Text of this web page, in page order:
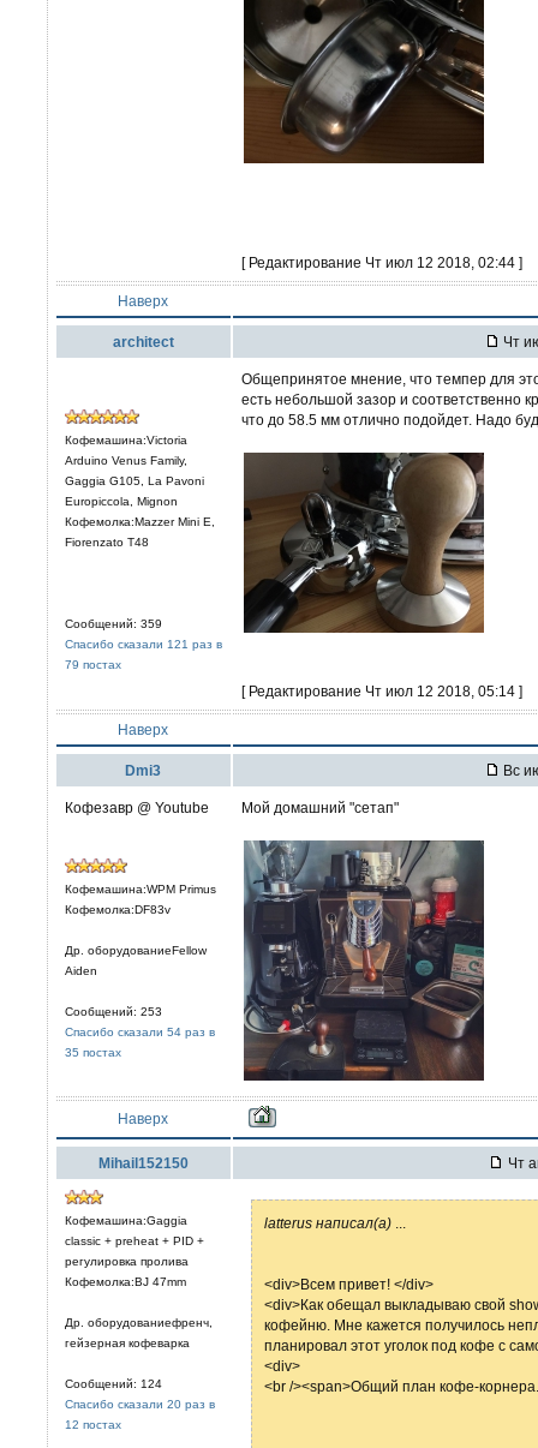
[ Редактирование Чт июл 12 2018, 02:44 ]
Наверх
architect Чт
Кофемашина:Victoria
Arduino Venus Family,
Gaggia G105, La Pavoni
Europiccola, Mignon
Кофемолка:Mazzer Mini E,
Fiorenzato T48
Сообщений: 359
Спасибо сказали 121 раз в
79 постах
Общепринятое мнение, что темпер для
есть небольшой зазор и соответственно
что до 58.5 мм отлично подойдет. Надо
[ Редактирование Чт июл 12 2018, 05:14 ]
Наверх
Dmi3 Вс
Кофезавр @ Youtube
Кофемашина:WPM Primus
Кофемолка:DF83v
Др. оборудованиеFellow
Aiden
Сообщений: 253
Спасибо сказали 54 раз в
35 постах
Мой домашний "сетап"
Наверх
Mihail152150 Чт
Кофемашина:Gaggia
classic + preheat + PID +
регулировка пролива
Кофемолка:BJ 47mm
Др. оборудованиефренч,
гейзерная кофеварка
Сообщений: 124
Спасибо сказали 20 раз в
12 постах
latterus написал(а)
<div>Всем привет! </div>
<div>Как обещал выкладываю свой
кофейню. Мне кажется получилось
планировал этот уголок под кофе с
<div>
<br /><span>Общий план кофе-